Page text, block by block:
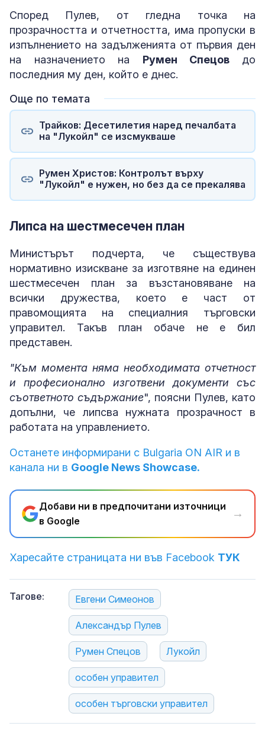
Според Пулев, от гледна точка на
прозрачността и отчетността, има пропуски в
изпълнението на задълженията от първия ден
на назначението на Румен Спецов до
последния му ден, който е днес.
Още по темата
Трайков: Десетилетия наред печалбата
на "Лукойл" се изсмукваше
Румен Христов: Контролът върху
"Лукойл" е нужен, но без да се прекалява
Липса на шестмесечен план
Министърът подчерта, че съществува
нормативно изискване за изготвяне на единен
шестмесечен план за възстановяване на
всички дружества, което е част от
правомощията на специалния търговски
управител. Такъв план обаче не е бил
представен.
"Към момента няма необходимата отчетност
и професионално изготвени документи със
съответното съдържание", поясни Пулев, като
допълни, че липсва нужната прозрачност в
работата на управлението.
Останете информирани с Bulgaria ON AIR и в
канала ни в Google News Showcase.
Добави ни в предпочитани източници
в Google
→
Харесайте страницата ни във Facebook ТУК
Тагове: Евгени Симеонов
Александър Пулев
Румен Спецов Лукойл
особен управител
особен търговски управител